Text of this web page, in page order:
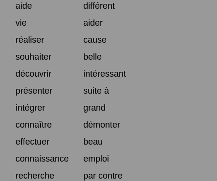
aide
différent
vie
aider
réaliser
cause
souhaiter
belle
découvrir
intéressant
présenter
suite à
intégrer
grand
connaître
démonter
effectuer
beau
connaissance
emploi
recherche
par contre